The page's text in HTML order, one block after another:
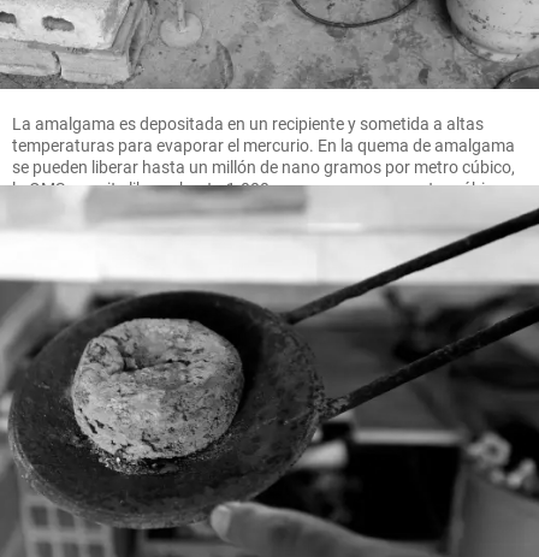
La amalgama es depositada en un recipiente y sometida a altas
temperaturas para evaporar el mercurio. En la quema de amalgama
se pueden liberar hasta un millón de nano gramos por metro cúbico,
la OMS permite liberar hasta 1.000 nano gramos por metro cúbico.